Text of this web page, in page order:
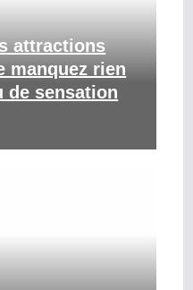
attractions
manquez rien
de sensation